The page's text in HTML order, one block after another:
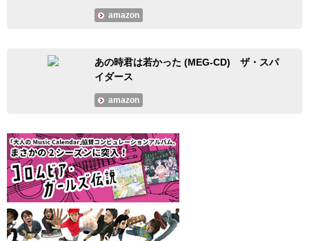
amazon
あの時君は若かった (MEG-CD) ザ・スパ
イダース
amazon